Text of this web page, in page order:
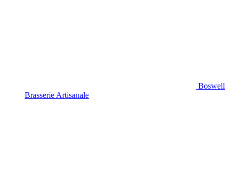
Boswell
Brasserie Artisanale